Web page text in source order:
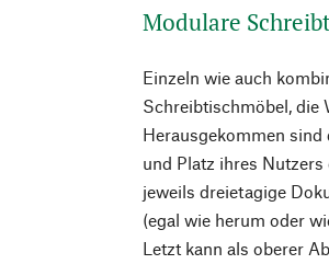
Modulare
Einzeln wie auch
Schreibtischmöbel, die
Herausgekommen
und Platz ihres
jeweils dreietagige
(egal wie herum oder
Letzt kann als oberer